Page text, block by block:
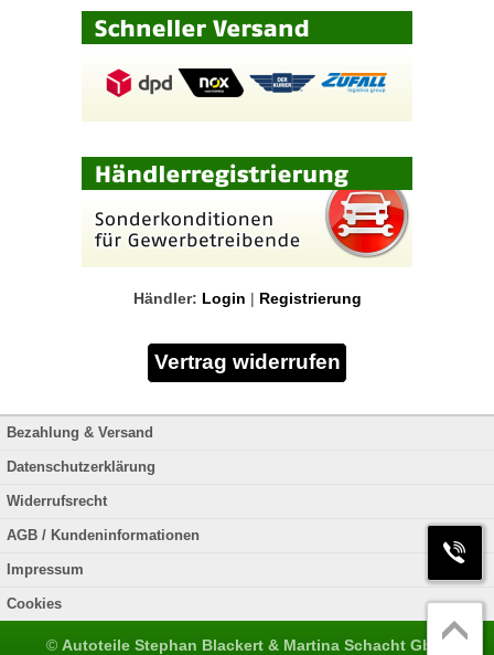
Händler: Login | Registrierung
Bezahlung & Versand
Datenschutzerklärung
Widerrufsrecht
AGB / Kundeninformationen
Impressum
Cookies
© Autoteile Stephan Blackert & Martina Schacht GbR.